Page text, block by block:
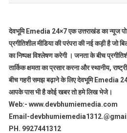
देवभूमि Emedia 24×7 एक उत्तराखंड का न्यूज
प्रगीतिशील मीडिया की परंपरा की नई कड़ी है जो
का निष्पक्ष विश्लेषण करेगी । जनता के बीच
तार्किक क्षमता का प्रसार करना और स्थानीय,
बीच गहरी समझ बढ़ाने के लिए देवभूमि Emedia
आपके पास भी है कोई खबर तो हमे लिख भेजे।
Web:- www.devbhumiemedia.com
Email-
PH. 9927441312